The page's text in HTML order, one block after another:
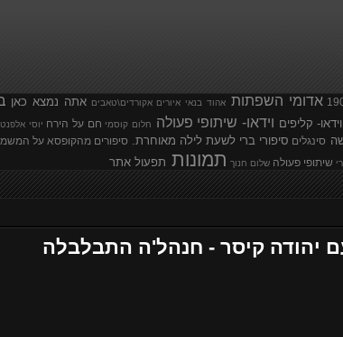
אדומי השפתות אהוד בנאי איורים אקורדים\טאבים אתה נמצא כאן
וידאו- קליפים וידאו- שיתופי פעולה חלום קוסמי חם על הירח יוסי אלפנט
סינגלים סיפורי ברי לשעת לילה מאוחרת. סיפורים מהקופסא על
שיתופי פעולה שלום חנוך תמונות תפעול אתר
יהודה קיסר - חנהל'ה התבלבלה